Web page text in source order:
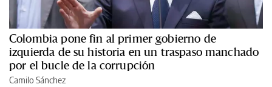
Colombia pone fin al primer gobierno de
izquierda de su historia en un traspaso manchado
por el bucle de la corrupción
Camilo Sánchez